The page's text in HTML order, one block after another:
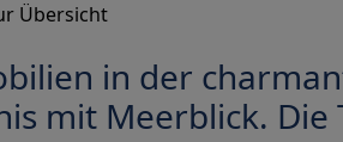
Übersicht
in der
mit Meerblick. Die